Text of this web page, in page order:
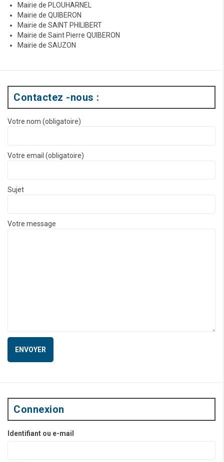
Mairie de PLOUHARNEL
Mairie de QUIBERON
Mairie de SAINT PHILIBERT
Mairie de Saint Pierre QUIBERON
Mairie de SAUZON
Contactez -nous :
Votre nom (obligatoire)
Votre email (obligatoire)
Sujet
Votre message
Connexion
Identifiant ou e-mail